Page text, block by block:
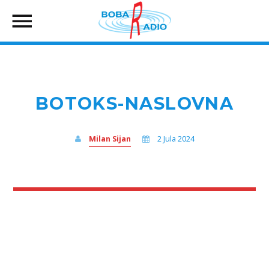
BOTOKS-NASLOVNA
Milan Sijan 2 Jula 2024